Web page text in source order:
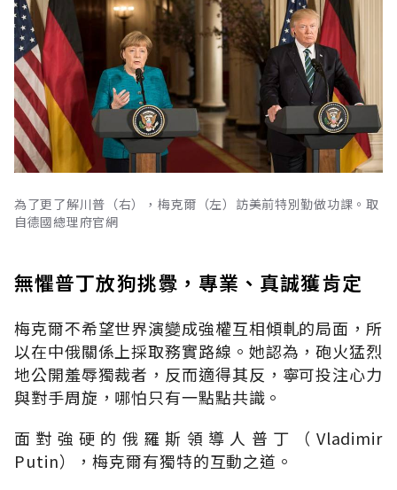
為了更了解川普（右），梅克爾（左）訪美前特別勤做功課。取
自德國總理府官網
無懼普丁放狗挑釁，專業、真誠獲肯定
梅克爾不希望世界演變成強權互相傾軋的局面，所
以在中俄關係上採取務實路線。她認為，砲火猛烈
地公開羞辱獨裁者，反而適得其反，寧可投注心力
與對手周旋，哪怕只有一點點共識。
面對強硬的俄羅斯領導人普丁（Vladimir
Putin），梅克爾有獨特的互動之道。